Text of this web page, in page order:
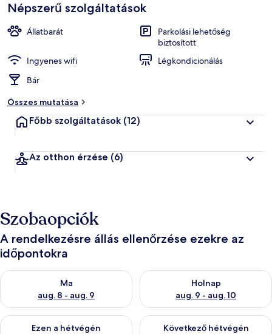
Népszerű szolgáltatások
Állatbarát
Parkolási lehetőség
biztosított
Ingyenes wifi
Légkondicionálás
Bár
Összes mutatása
Főbb szolgáltatások (12)
Az otthon érzése (6)
Szobaopciók
A rendelkezésre állás ellenőrzése ezekre az
időpontokra
Ma
aug. 8 - aug. 9
A ma esti rendelkezésre állás ellenőrzése: aug. 8 - aug. 9
Holnap
aug. 9 - aug. 10
A holnapi rendelkezésre állás
Ezen a hétvégén
A mostani hétvégi rendelkezésre állás ellenőrzése: aug. 14 -
Következő hétvégén
A következő hétvégi